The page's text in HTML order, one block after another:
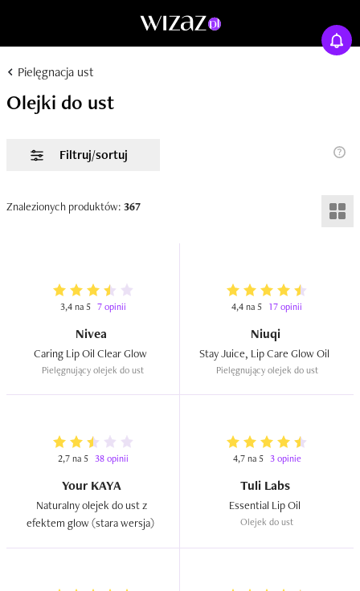
Pielęgnacja ust
Olejki do ust
Filtruj/sortuj
Znalezionych produktów: 367
3,4 na 5 7 opinii
Nivea
Pielęgnujący olejek do ust
4,4 na 5 17 opinii
Niuqi
Pielęgnujący olejek do ust
2,7 na 5 38 opinii
Your KAYA
Naturalny olejek do ust z
4,7 na 5 3 opinie
Tuli Labs
Olejek do ust